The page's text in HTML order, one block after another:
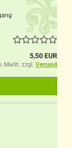
5,50 EUR
MwSt. zzgl. Versand